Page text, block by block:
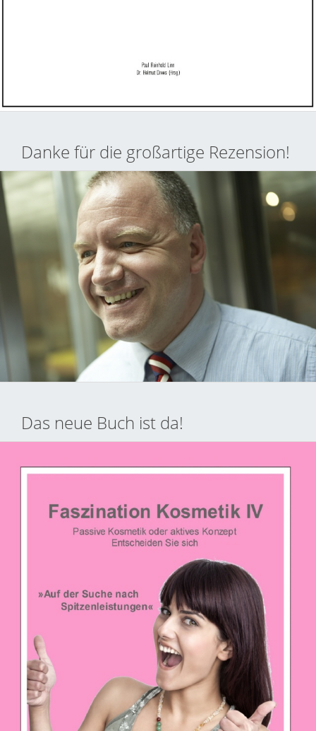
Danke für die großartige Rezension!
Das neue Buch ist da!